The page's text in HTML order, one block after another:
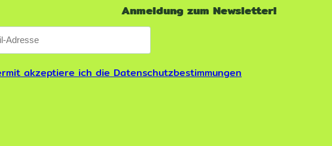
Anmeldung zum Newsletter!
akzeptiere ich die Datenschutzbestimmungen